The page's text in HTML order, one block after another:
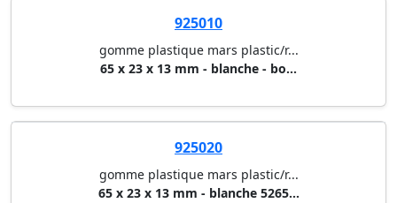
925010
gomme plastique mars plastic/r...
65 x 23 x 13 mm - blanche - bo...
925020
gomme plastique mars plastic/r...
65 x 23 x 13 mm - blanche 5265...